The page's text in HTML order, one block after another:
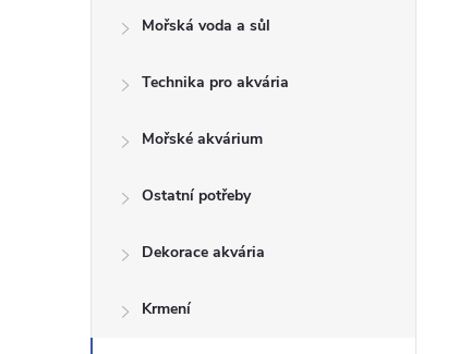
Mořská voda a sůl
Technika pro akvária
Mořské akvárium
Ostatní potřeby
Dekorace akvária
Krmení